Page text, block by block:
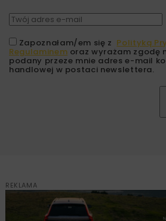
Zapoznałam/em się z Polityką
Regulaminem oraz wyrażam zgodę
podany przeze mnie adres e-mail
handlowej w postaci newslettera.
REKLAMA